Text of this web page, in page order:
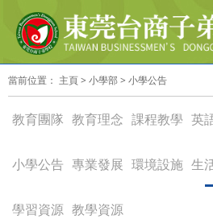
當前位置： 主頁> 小學部> 小學公告
教育團隊 教育理念 課程教學 英
小學公告 專業發展 環境設施 生
學習資源 教學資源